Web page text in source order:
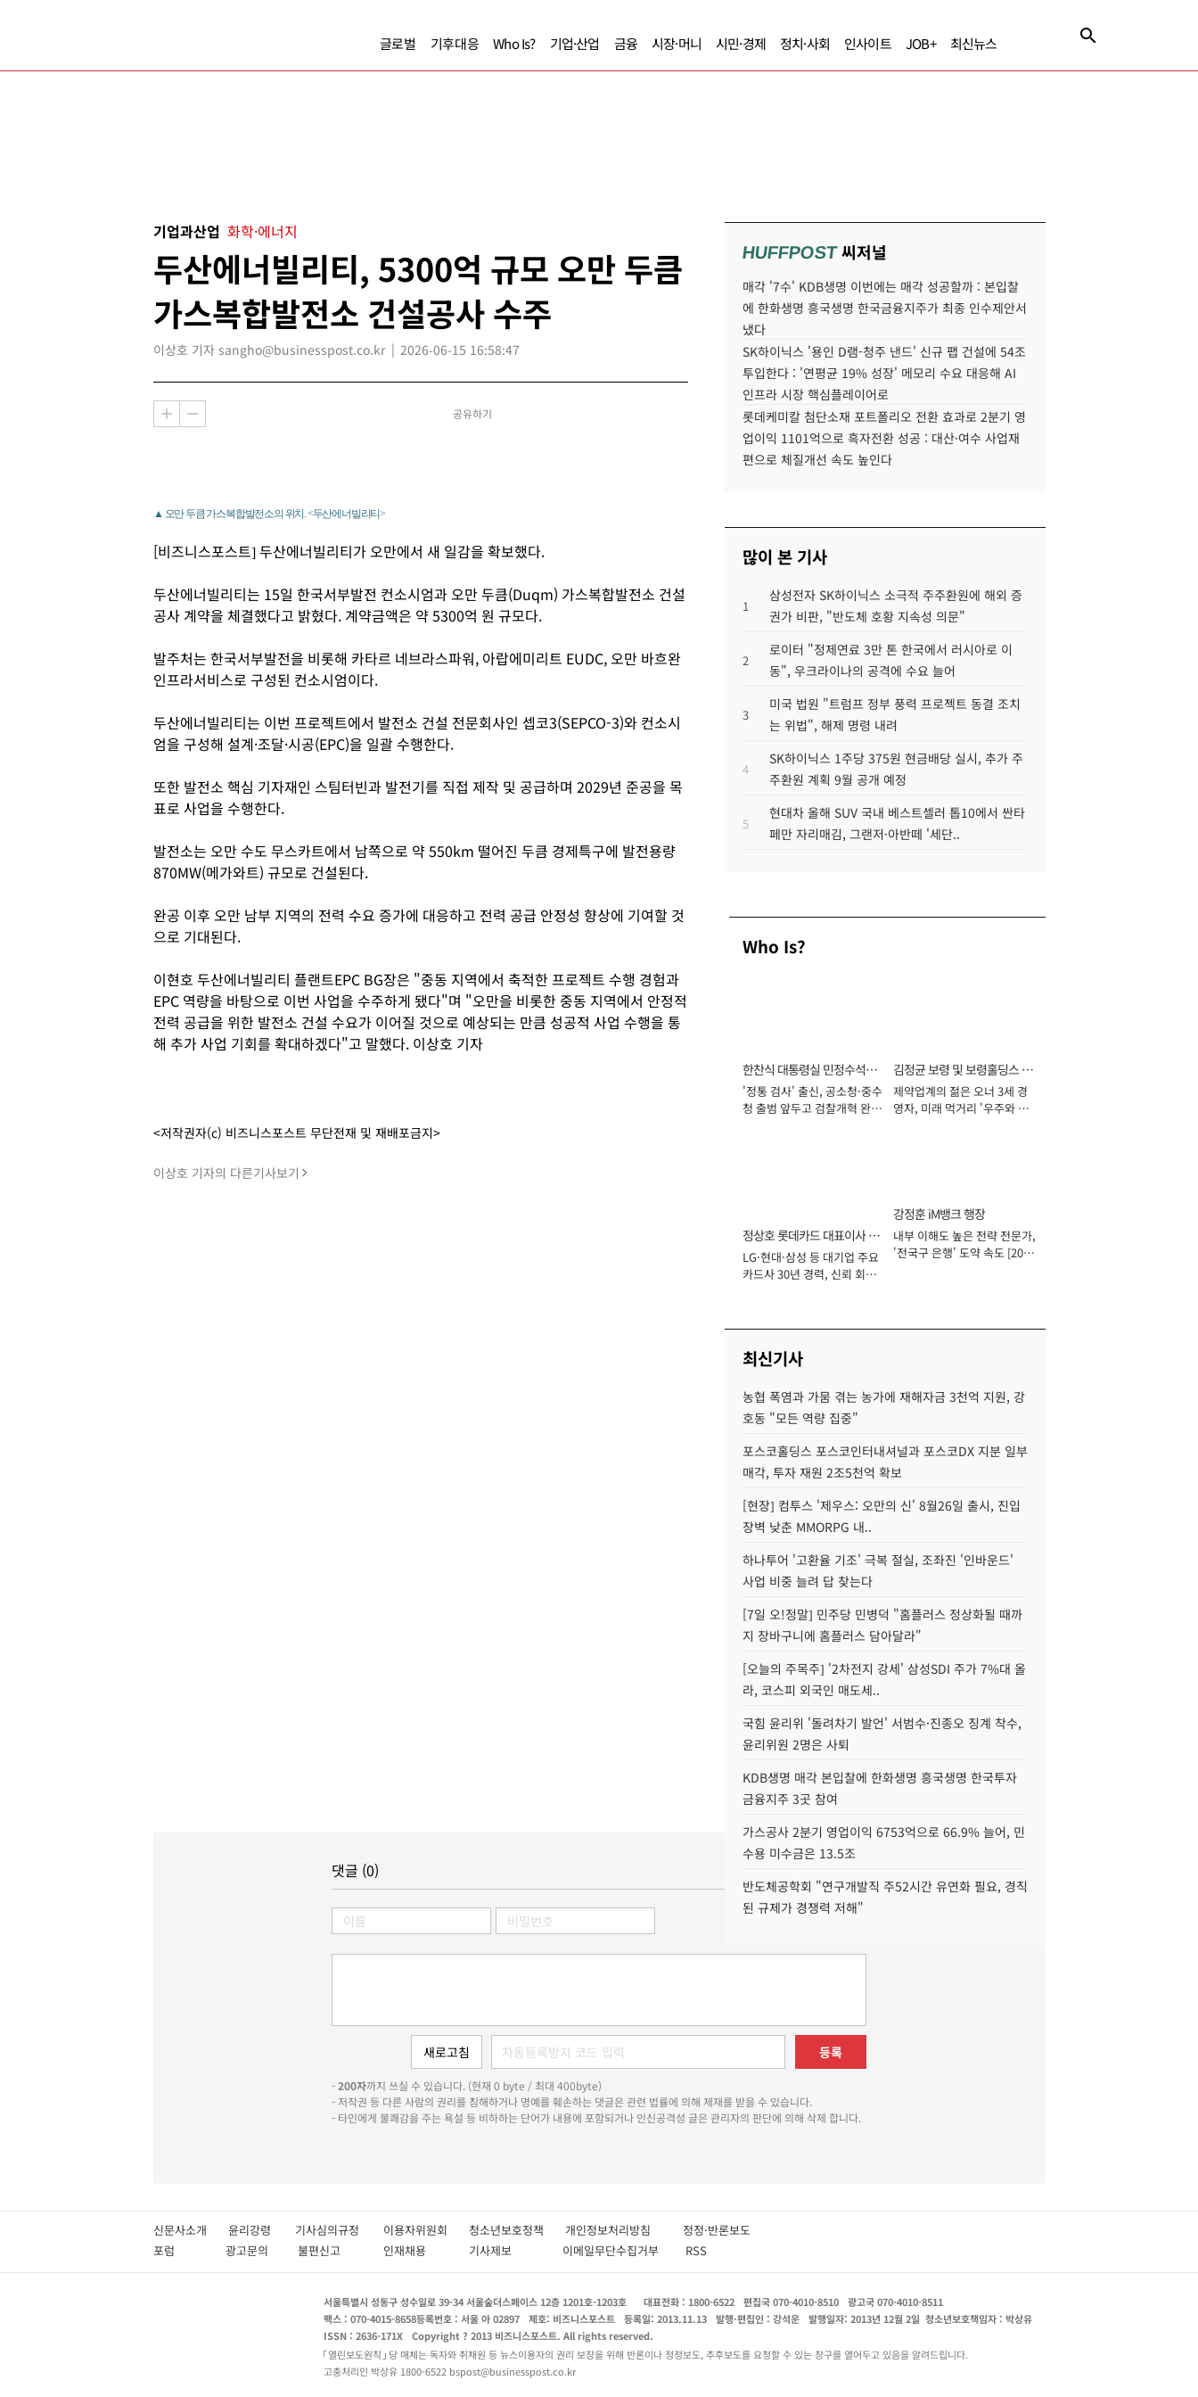
글로벌 기후대응 Who Is? 기업·산업 금융 시장·머니 시민·경제 정치·사회 인사이트 JOB+ 최신뉴스
기업과산업 화학·에너지
두산에너빌리티, 5300억 규모 오만 두큼
가스복합발전소 건설공사 수주
이상호 기자 sangho@businesspost.co.kr 2026-06-15 16:58:47
공유하기
▲ 오만 두큼 가스복합발전소의 위치. <두산에너빌리티>
[비즈니스포스트] 두산에너빌리티가 오만에서 새 일감을 확보했다.
두산에너빌리티는 15일 한국서부발전 컨소시엄과 오만 두큼(Duqm) 가스복합발전소 건설
공사 계약을 체결했다고 밝혔다. 계약금액은 약 5300억 원 규모다.
발주처는 한국서부발전을 비롯해 카타르 네브라스파워, 아랍에미리트 EUDC, 오만 바흐완
인프라서비스로 구성된 컨소시엄이다.
두산에너빌리티는 이번 프로젝트에서 발전소 건설 전문회사인 셉코3(SEPCO-3)와 컨소시
엄을 구성해 설계·조달·시공(EPC)을 일괄 수행한다.
또한 발전소 핵심 기자재인 스팀터빈과 발전기를 직접 제작 및 공급하며 2029년 준공을 목
표로 사업을 수행한다.
발전소는 오만 수도 무스카트에서 남쪽으로 약 550km 떨어진 두큼 경제특구에 발전용량
870MW(메가와트) 규모로 건설된다.
완공 이후 오만 남부 지역의 전력 수요 증가에 대응하고 전력 공급 안정성 향상에 기여할 것
으로 기대된다.
이현호 두산에너빌리티 플랜트EPC BG장은 "중동 지역에서 축적한 프로젝트 수행 경험과
EPC 역량을 바탕으로 이번 사업을 수주하게 됐다"며 "오만을 비롯한 중동 지역에서 안정적
전력 공급을 위한 발전소 건설 수요가 이어질 것으로 예상되는 만큼 성공적 사업 수행을 통
해 추가 사업 기회를 확대하겠다"고 말했다. 이상호 기자
<저작권자(c) 비즈니스포스트 무단전재 및 재배포금지>
이상호 기자의 다른기사보기
HUFFPOST씨저널
매각 '7수' KDB생명 이번에는 매각 성공할까 : 본입찰
에 한화생명 흥국생명 한국금융지주가 최종 인수제안서
냈다
SK하이닉스 '용인 D램-청주 낸드' 신규 팹 건설에 54조
투입한다 : '연평균 19% 성장' 메모리 수요 대응해 AI
인프라 시장 핵심플레이어로
롯데케미칼 첨단소재 포트폴리오 전환 효과로 2분기 영
업이익 1101억으로 흑자전환 성공 : 대산·여수 사업재
편으로 체질개선 속도 높인다
많이 본 기사
1
삼성전자 SK하이닉스 소극적 주주환원에 해외 증
권가 비판, "반도체 호황 지속성 의문"
2
로이터 "정제연료 3만 톤 한국에서 러시아로 이
동", 우크라이나의 공격에 수요 늘어
3
미국 법원 "트럼프 정부 풍력 프로젝트 동결 조치
는 위법", 해제 명령 내려
4
SK하이닉스 1주당 375원 현금배당 실시, 추가 주
주환원 계획 9월 공개 예정
5
현대차 올해 SUV 국내 베스트셀러 톱10에서 싼타
페만 자리매김, 그랜저·아반떼 '세단..
Who Is?
한찬식 대통령실 민정수석비
서관
'정통 검사' 출신, 공소청·중수
청 출범 앞두고 검찰개혁 완수
김정균 보령 및 보령홀딩스 대
표이사 사장
제약업계의 젊은 오너 3세 경
영자, 미래 먹거리 '우주와 헬
정상호 롯데카드 대표이사 사
장
LG·현대·삼성 등 대기업 주요
카드사 30년 경력, 신뢰 회복
강정훈 iM뱅크 행장
내부 이해도 높은 전략 전문가,
'전국구 은행' 도약 속도 [2026
최신기사
농협 폭염과 가뭄 겪는 농가에 재해자금 3천억 지원, 강
호동 "모든 역량 집중"
포스코홀딩스 포스코인터내셔널과 포스코DX 지분 일부
매각, 투자 재원 2조5천억 확보
[현장] 컴투스 '제우스: 오만의 신' 8월26일 출시, 진입
장벽 낮춘 MMORPG 내..
하나투어 '고환율 기조' 극복 절실, 조좌진 '인바운드'
사업 비중 늘려 답 찾는다
[7일 오!정말] 민주당 민병덕 "홈플러스 정상화될 때까
지 장바구니에 홈플러스 담아달라"
[오늘의 주목주] '2차전지 강세' 삼성SDI 주가 7%대 올
라, 코스피 외국인 매도세..
국힘 윤리위 '돌려차기 발언' 서범수·진종오 징계 착수,
윤리위원 2명은 사퇴
KDB생명 매각 본입찰에 한화생명 흥국생명 한국투자
금융지주 3곳 참여
가스공사 2분기 영업이익 6753억으로 66.9% 늘어, 민
수용 미수금은 13.5조
반도체공학회 "연구개발직 주52시간 유연화 필요, 경직
된 규제가 경쟁력 저해"
댓글 (0)
등록
-200자까지 쓰실 수 있습니다. (현재 0 byte / 최대 400byte)
- 저작권 등 다른 사람의 권리를 침해하거나 명예를 훼손하는 댓글은 관련 법률에 의해 제재를 받을 수 있습니다.
- 타인에게 불쾌감을 주는 욕설 등 비하하는 단어가 내용에 포함되거나 인신공격성 글은 관리자의 판단에 의해 삭제 합니다.
신문사소개 윤리강령 기사심의규정 이용자위원회 청소년보호정책 개인정보처리방침 정정·반론보도
포럼
광고문의 불편신고 인재채용 기사제보 이메일무단수집거부 RSS
서울특별시 성동구 성수일로 39-34 서울숲더스페이스 12층 1201호-1203호 대표전화 : 1800-6522 편집국 070-4010-8510
광고국 070-4010-8511
팩스 : 070-4015-8658등록번호 : 서울 아 02897 제호: 비즈니스포스트 등록일: 2013.11.13 발행·편집인 : 강석운 발행일자: 2013년 12월 2일 청소년보호책임자 : 박상유
ISSN : 2636-171X
Copyright ? 2013 비즈니스포스트. All rights reserved.
열린보도원칙
당 매체는 독자와 취재원 등 뉴스이용자의 권리 보장을 위해 반론이나 정정보도, 추후보도를 요청할 수 있는 창구를 열어두고 있음을 알려드립니다.
고충처리인 박상유 1800-6522 bspost@businesspost.co.kr